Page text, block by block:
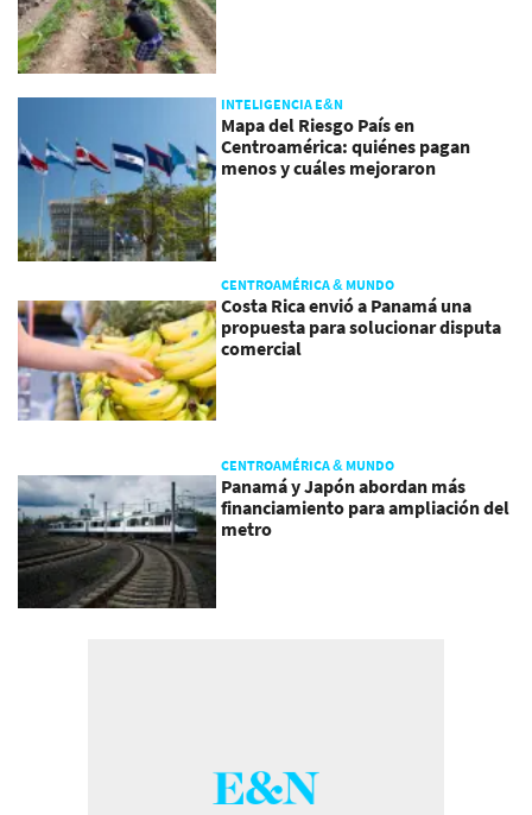
INTELIGENCIA E&N
Mapa del Riesgo País en
Centroamérica: quiénes pagan
menos y cuáles mejoraron
CENTROAMÉRICA & MUNDO
Costa Rica envió a Panamá una
propuesta para solucionar disputa
comercial
CENTROAMÉRICA & MUNDO
Panamá y Japón abordan más
financiamiento para ampliación del
metro